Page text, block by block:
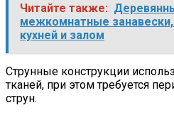
Читайте также:
межкомнатные
кухней и залом
Струнные конструкции
тканей, при этом требуется
струн.